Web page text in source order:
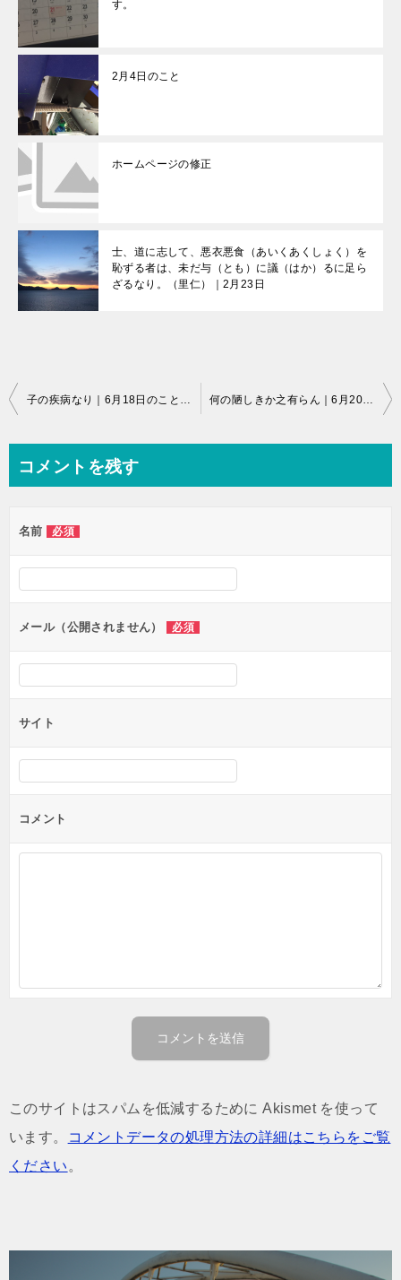
す。
2月4日のこと
ホームページの修正
士、道に志して、悪衣悪食（あいくあくしょく）を
恥ずる者は、未だ与（とも）に議（はか）るに足ら
ざるなり。（里仁）｜2月23日
投
ビ
ー
シ
ョ
ン
コメントを残す
名前 必須
メール（公開されません） 必須
サイト
コメント
このサイトはスパムを低減するために Akismet を使って
います。
コメントデータの処理方法の詳細はこちらをご覧
ください 。